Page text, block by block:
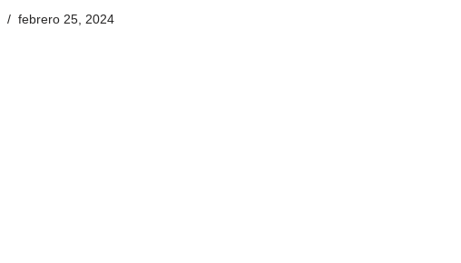
febrero 25, 2024